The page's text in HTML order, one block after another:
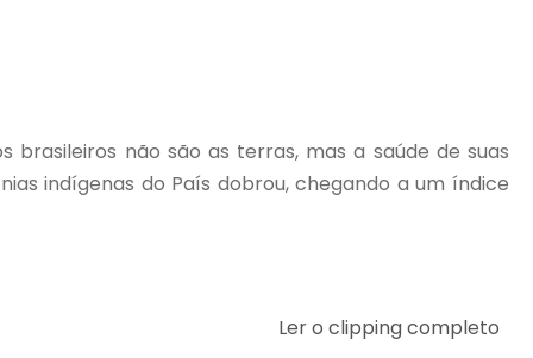
não são as terras, mas a saúde de suas
indígenas do País dobrou, chegando a um índice
Ler o clipping completo